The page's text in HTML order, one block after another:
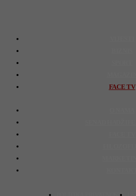
FACE TV